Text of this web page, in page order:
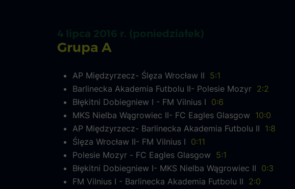
4 lipca 2016 r. (poniedziałek)
Grupa A
AP Międzyrzecz- Ślęza Wrocław II 5:1
Barlinecka Akademia Futbolu II- Polesie Mozyr 2:2
Błękitni Dobiegniew I - FM Vilnius I 0:6
MKS Nielba Wągrowiec II- FC Eagles Glasgow 10:0
AP Międzyrzecz- Barlinecka Akademia Futbolu II 1:8
Ślęza Wrocław II- FM Vilnius I 0:11
Polesie Mozyr - FC Eagles Glasgow 5:1
Błękitni Dobiegniew I- MKS Nielba Wągrowiec II 0:3
FM Vilnius I - Barlinecka Akademia Futbolu II 2:0